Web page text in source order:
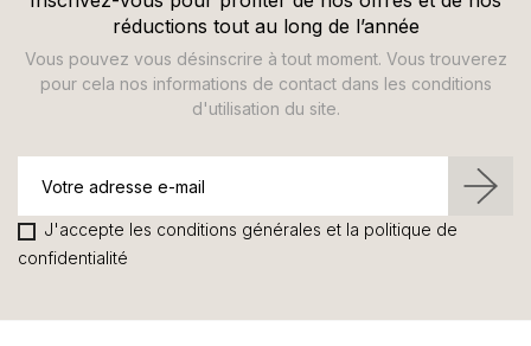
réductions tout au long de l’année
Vous pouvez vous désinscrire à tout moment. Vous trouverez
pour cela nos informations de contact dans les conditions
d'utilisation du site.
J'accepte les conditions générales et la politique de
confidentialité